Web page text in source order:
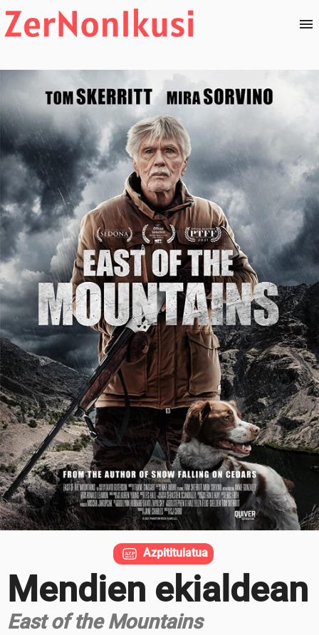
Mendien ekialdean
East of the Mountains
Azpititulatua